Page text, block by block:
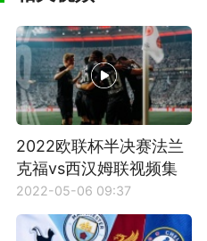
2022欧联杯半决赛法兰
克福vs西汉姆联视频集
锦
2022-05-06 09:37